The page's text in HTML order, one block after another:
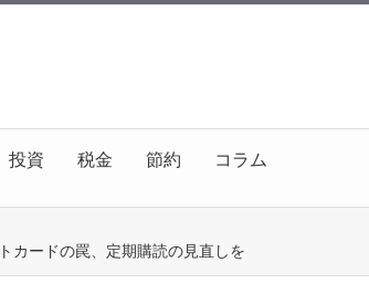
投資 税金 節約 コラム
カードの罠、定期購読の見直しを